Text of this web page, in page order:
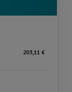
203,11 €